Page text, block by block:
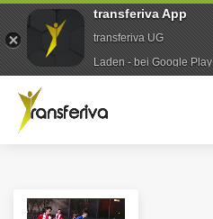
transferiva App
transferiva UG
Laden - bei Google Play